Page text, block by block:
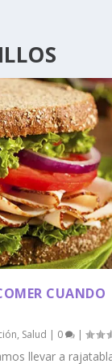
CUANDO
, Salud | 0 |
llevar a